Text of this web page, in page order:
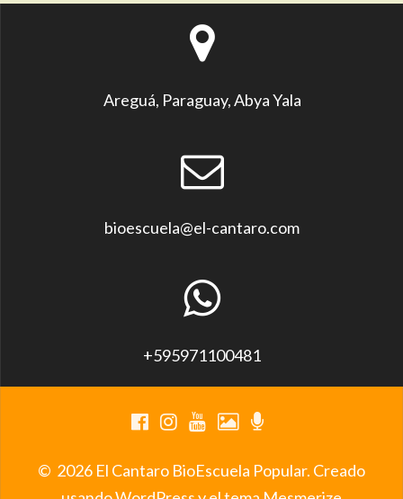
Areguá, Paraguay, Abya Yala
bioescuela@el-cantaro.com
+595971100481
© 2026 El Cantaro BioEscuela Popular. Creado